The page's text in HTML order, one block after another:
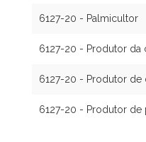
6127-20 - Palmicultor
6127-20 - Produtor da
6127-20 - Produtor de
6127-20 - Produtor de